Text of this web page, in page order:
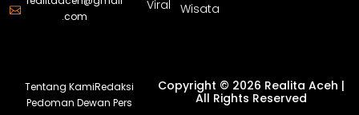
.com
Viral Wisata
Tentang KamiRedaksi
Pedoman Dewan Pers
Copyright © 2026 Realita Aceh |
All Rights Reserved